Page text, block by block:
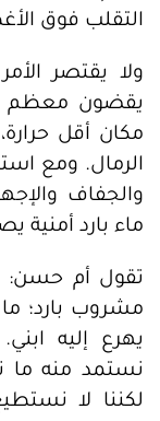
التقلب فوق
ولا يقتصر
يقضون معظم
مكان أقل
الرمال. ومع
والجفاف
ماء بارد
تقول أم حسن:
مشروب بارد؛
يهرع إليه
نستمد منه
لكننا لا